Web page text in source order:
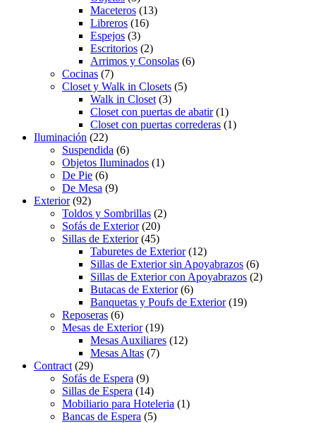
Maceteros (13)
Libreros (16)
Espejos (3)
Escritorios (2)
Arrimos y Consolas (6)
Cocinas (7)
Closet y Walk in Closets (5)
Walk in Closet (3)
Closet con puertas de abatir(1)
Closet con puertas correderas (1)
Iluminación (22)
Suspendida (6)
Objetos Iluminados (1)
De Pie (6)
De Mesa (9)
Exterior(92)
Toldos y Sombrillas (2)
Sofás de Exterior(20)
Sillas de Exterior(45)
Taburetes de Exterior(12)
Sillas de Exterior sin Apoyabrazos (6)
Sillas de Exterior con Apoyabrazos (2)
Butacas de Exterior(6)
Banquetas y Poufs de Exterior(19)
Reposeras (6)
Mesas de Exterior(19)
Mesas Auxiliares (12)
Mesas Altas (7)
Contract (29)
Sofás de Espera (9)
Sillas de Espera (14)
Mobiliario para Hoteleria (1)
Bancas de Espera (5)